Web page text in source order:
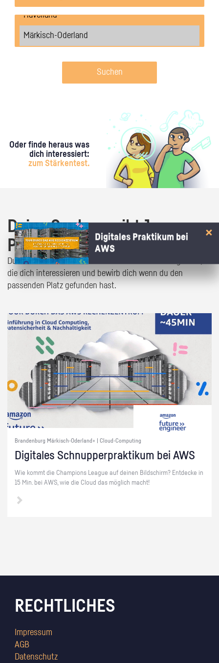
Suchen
Oder finde heraus was
dich interessiert:
zum Stärkentest.
Deine Suche ergibt 1
Praktikumsangebot!
Du bist fast da! Klick dich durch die Praktikumsangebote,
die dich interessieren und bewirb dich wenn du den
passenden Platz gefunden hast.
Brandenburg Märkisch-Oderland+ | Cloud-Computing
Di­gi­ta­les Schnup­per­prak­ti­kum bei AWS
Wie kommt die Cham­pi­ons Le­ague auf dei­nen Bild­schirm? Ent­de­cke in
15 Min. bei AWS, wie die Cloud das mög­lich macht!
Digitales Praktikum bei
AWS
RECHTLICHES
Impressum
AGB
Datenschutz